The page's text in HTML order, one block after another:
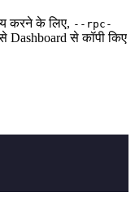
करने के लिए, --rpc-
Dashboard से कॉपी किए